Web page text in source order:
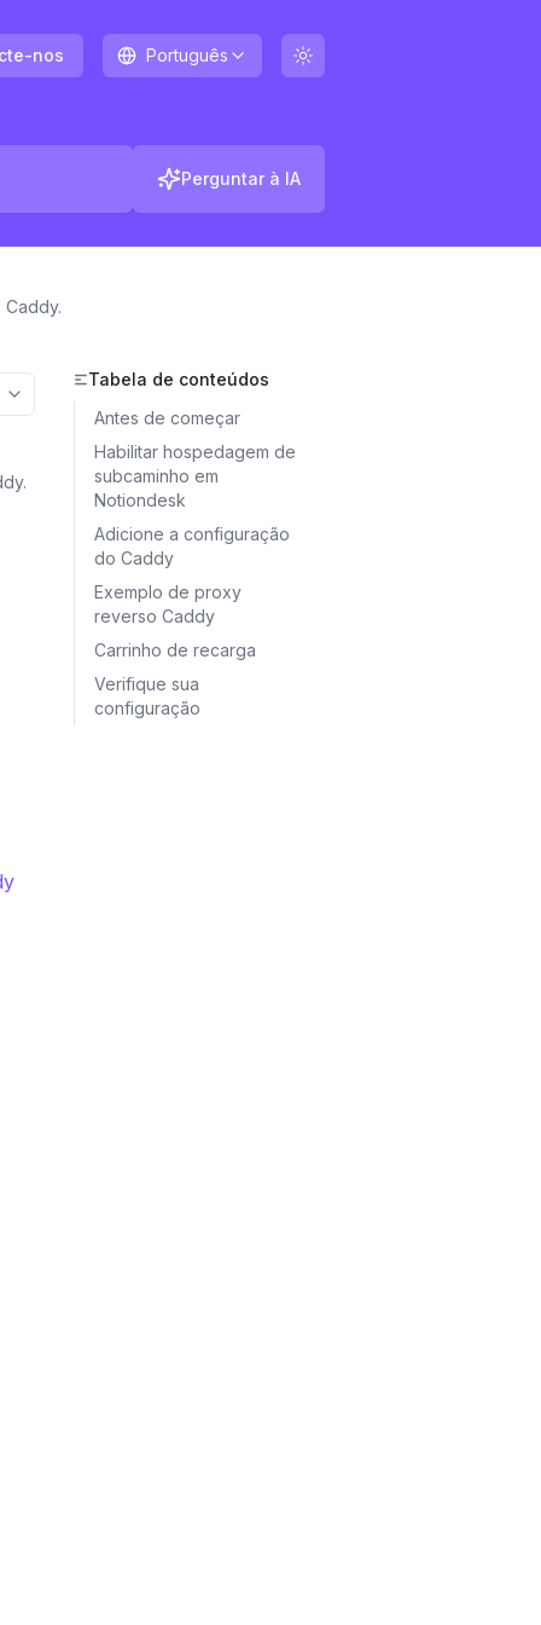
nos Português
Perguntar à IA
More options
Tabela de conteúdos
Antes de começar
Habilitar hospedagem de
subcaminho em
Notiondesk
Adicione a configuração
do Caddy
Exemplo de proxy
reverso Caddy
Carrinho de recarga
Verifique sua
configuração